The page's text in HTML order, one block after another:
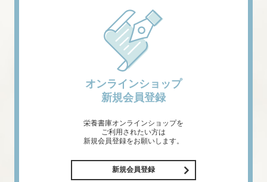
オンラインショップ
新規会員登録
栄養書庫オンラインショップを
ご利用されたい方は
新規会員登録をお願いします。
新規会員登録